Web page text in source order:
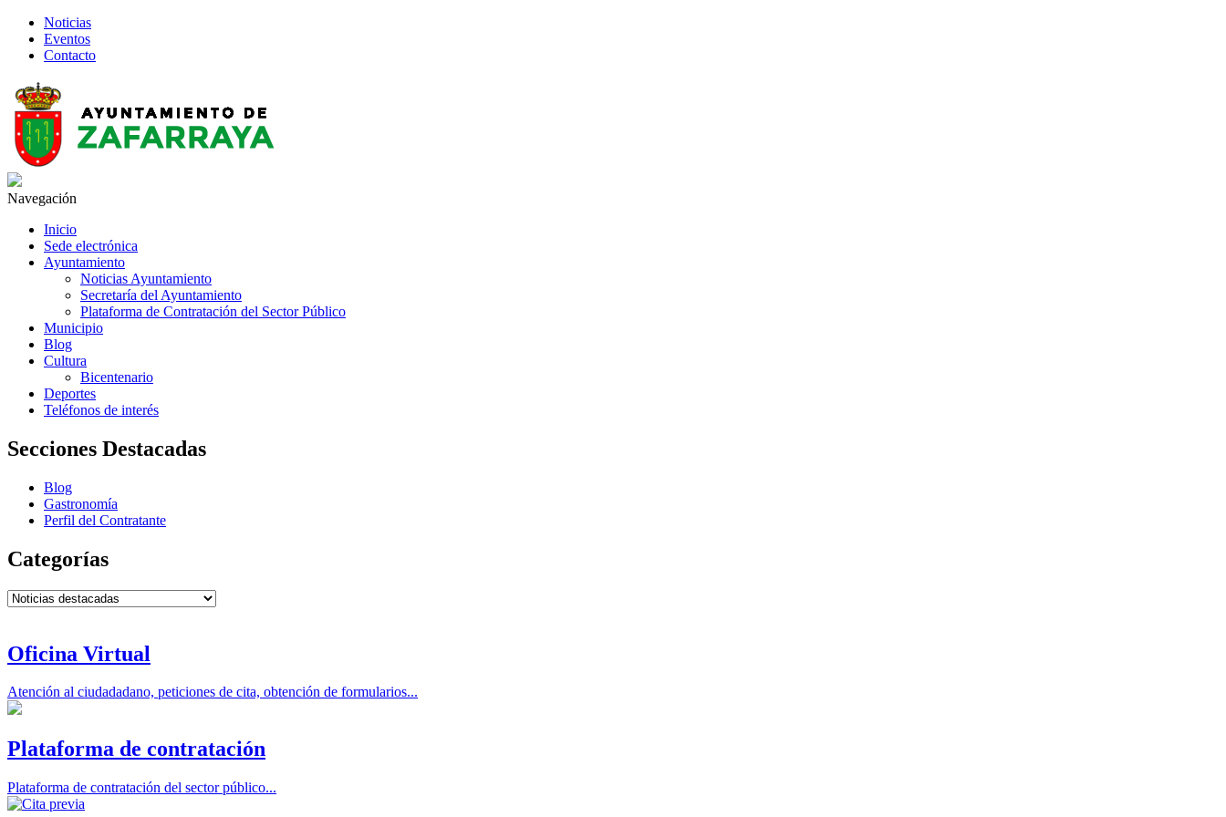
Noticias
Eventos
Contacto
Navegación
Inicio
Sede electrónica
Ayuntamiento
Noticias Ayuntamiento
Secretaría del Ayuntamiento
Plataforma de Contratación del Sector Público
Municipio
Blog
Cultura
Bicentenario
Deportes
Teléfonos de interés
Secciones Destacadas
Blog
Gastronomía
Perfil del Contratante
Categorías
Categorías
Oficina Virtual
Atención al ciudadadano, peticiones de cita, obtención de formularios...
Plataforma de contratación
Plataforma de contratación del sector público...